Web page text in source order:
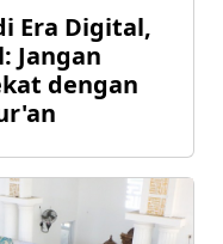
Era Digital,
Jangan
dengan